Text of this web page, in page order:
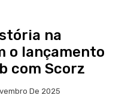
na
o lançamento
com Scorz
De 2025